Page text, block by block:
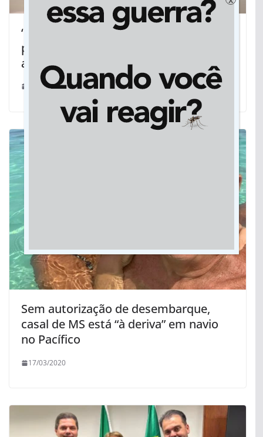
‘Casal Grávido’: Programa de
prevenção da Cassems completa 10
anos
07/07/2021
Sem autorização de desembarque,
casal de MS está “à deriva” em navio
no Pacífico
17/03/2020